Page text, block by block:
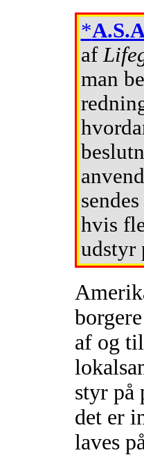
*
af
man
hvis
udstyr
af og
styr på
det er
laves